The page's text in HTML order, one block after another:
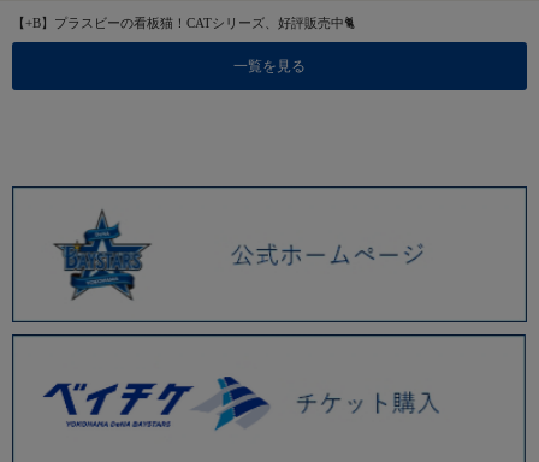
【+B】プラスビーの看板猫！CATシリーズ、好評販売中🐈
一覧を見る